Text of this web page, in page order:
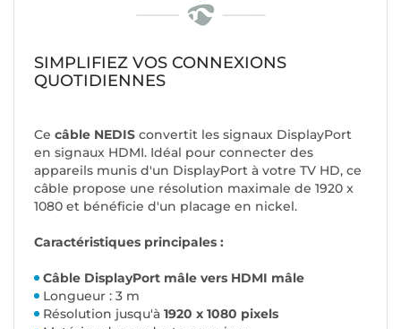
SIMPLIFIEZ VOS CONNEXIONS
QUOTIDIENNES
Ce câble NEDIS convertit les signaux DisplayPort
en signaux HDMI. Idéal pour connecter des
appareils munis d'un DisplayPort à votre TV HD, ce
câble propose une résolution maximale de 1920 x
1080 et bénéficie d'un placage en nickel.
Caractéristiques principales :
Câble DisplayPort mâle vers HDMI mâle
Longueur : 3 m
Résolution jusqu'à 1920 x 1080 pixels